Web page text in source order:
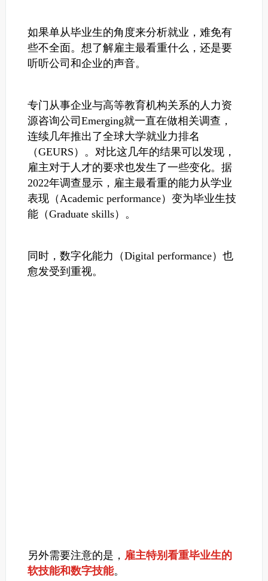
如果单从毕业生的角度来分析就业，难免有
些不全面。想了解雇主最看重什么，还是要
听听公司和企业的声音。
专门从事企业与高等教育机构关系的人力资
源咨询公司Emerging就一直在做相关调查，
连续几年推出了全球大学就业力排名
（GEURS）。 对比这几年的结果可以发现，
雇主对于人才的要求也发生了一些变化。据
2022年调查显示，雇主最看重的能力从学业
表现（Academic performance）变为毕业生技
能（Graduate skills）。
同时，数字化能力（Digital performance）也
愈发受到重视。
另外需要注意的是， 雇主特别看重毕业生的
软技能和数字技能。